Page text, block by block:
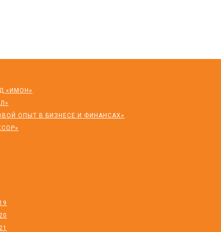
«ИМОН»
ОПЫТ В БИЗНЕСЕ И ФИНАНСАХ»